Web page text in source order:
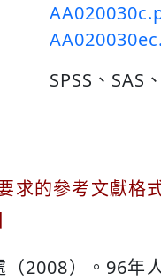
SPSS、SAS
求的參考文獻格
2008）。96年